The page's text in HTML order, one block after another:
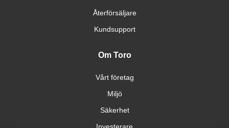
Återförsäljare
Kundsupport
Om Toro
Vårt företag
Miljö
Säkerhet